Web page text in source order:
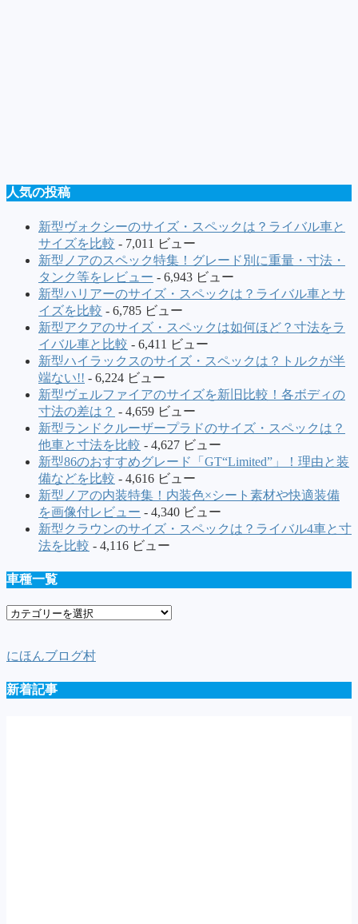
人気の投稿
新型ヴォクシーのサイズ・スペックは？ライバル車と
サイズを比較 - 7,011 ビュー
新型ノアのスペック特集！グレード別に重量・寸法・
タンク等をレビュー - 6,943 ビュー
新型ハリアーのサイズ・スペックは？ライバル車とサ
イズを比較 - 6,785 ビュー
新型アクアのサイズ・スペックは如何ほど？寸法をラ
イバル車と比較 - 6,411 ビュー
新型ハイラックスのサイズ・スペックは？トルクが半
端ない!! - 6,224 ビュー
新型ヴェルファイアのサイズを新旧比較！各ボディの
寸法の差は？ - 4,659 ビュー
新型ランドクルーザープラドのサイズ・スペックは？
他車と寸法を比較 - 4,627 ビュー
新型86のおすすめグレード「GT“Limited”」！理由と装
備などを比較 - 4,616 ビュー
新型ノアの内装特集！内装色×シート素材や快適装備
を画像付レビュー - 4,340 ビュー
新型クラウンのサイズ・スペックは？ライバル4車と寸
法を比較 - 4,116 ビュー
車種一覧
車
覧
にほんブログ村
新着記事